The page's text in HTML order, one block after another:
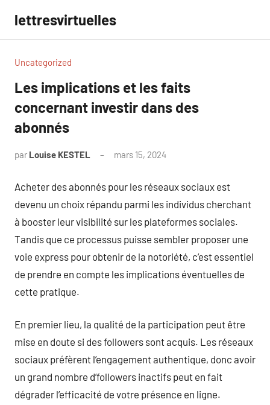
contenu
lettresvirtuelles
Uncategorized
Les implications et les faits
concernant investir dans des
abonnés
par Louise KESTEL mars 15, 2024
Acheter des abonnés pour les réseaux sociaux est
devenu un choix répandu parmi les individus cherchant
à booster leur visibilité sur les plateformes sociales.
Tandis que ce processus puisse sembler proposer une
voie express pour obtenir de la notoriété, c’est essentiel
de prendre en compte les implications éventuelles de
cette pratique.
En premier lieu, la qualité de la participation peut être
mise en doute si des followers sont acquis. Les réseaux
sociaux préfèrent l’engagement authentique, donc avoir
un grand nombre d’followers inactifs peut en fait
dégrader l’efficacité de votre présence en ligne.